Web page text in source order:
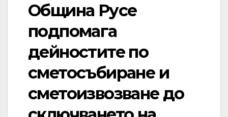
Община Русе
подпомага
дейностите по
сметосъбиране и
сметоизвозване до